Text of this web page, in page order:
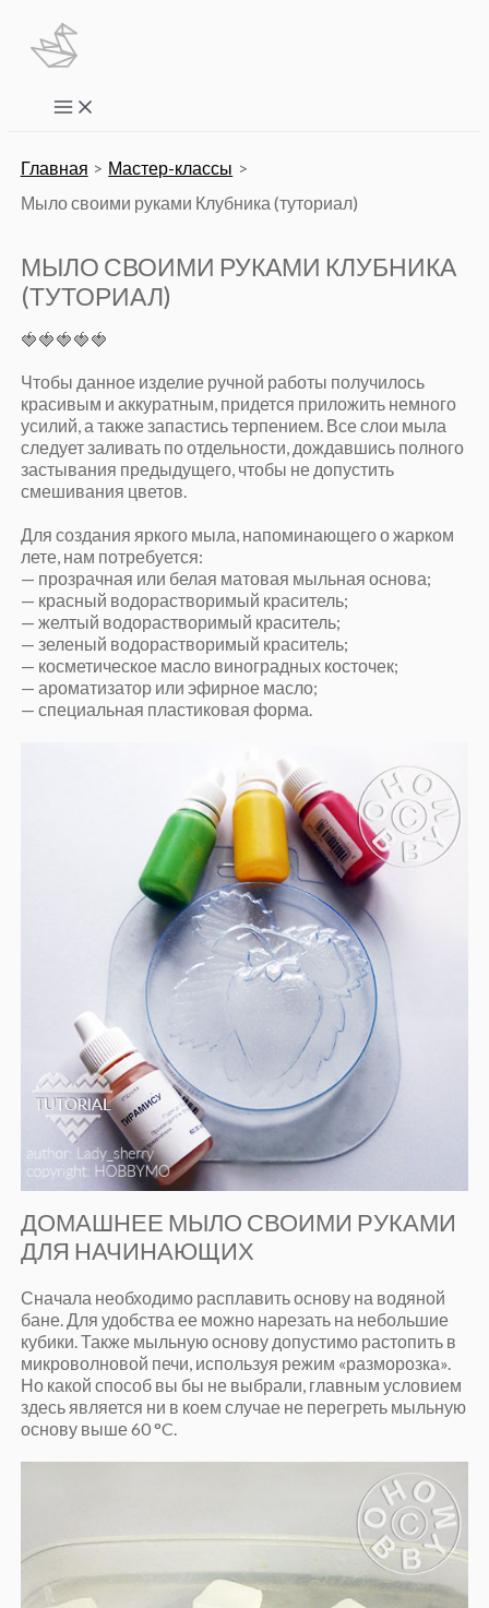
Перейти
содержимому
Main
Menu
Главная
Мастер-классы
Мыло своими руками Клубника (туториал)
МЫЛО СВОИМИ РУКАМИ КЛУБНИКА
(ТУТОРИАЛ)
🍓🍓🍓🍓🍓
Чтобы данное изделие ручной работы получилось
красивым и аккуратным, придется приложить немного
усилий, а также запастись терпением. Все слои мыла
следует заливать по отдельности, дождавшись полного
застывания предыдущего, чтобы не допустить
смешивания цветов.
Для создания яркого мыла, напоминающего о жарком
лете, нам потребуется:
— прозрачная или белая матовая мыльная основа;
— красный водорастворимый краситель;
— желтый водорастворимый краситель;
— зеленый водорастворимый краситель;
— косметическое масло виноградных косточек;
— ароматизатор или эфирное масло;
— специальная пластиковая форма.
ДОМАШНЕЕ МЫЛО СВОИМИ РУКАМИ
ДЛЯ НАЧИНАЮЩИХ
Сначала необходимо расплавить основу на водяной
бане. Для удобства ее можно нарезать на небольшие
кубики. Также мыльную основу допустимо растопить в
микроволновой печи, используя режим «разморозка».
Но какой способ вы бы не выбрали, главным условием
здесь является ни в коем случае не перегреть мыльную
основу выше 60 °C.